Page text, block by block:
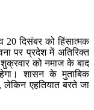
20 दिसंबर को हिंसात्मक
पर प्रदेश में अतिरिक्त
को नमाज के बाद
शासन के मुताबिक
लेकिन एहतियात बरते जा